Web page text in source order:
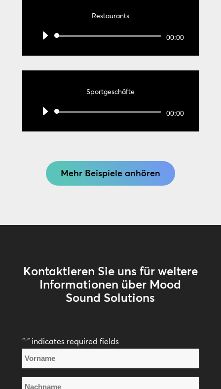
Restaurants
Audio-
00:00
Sportgeschäfte
Audio-
00:00
Mehr Beispiele anhören
Kontaktieren Sie uns für weitere
Informationen über Mood
Sound Solutions
"*" indicates required fields
Name
*
Vorname